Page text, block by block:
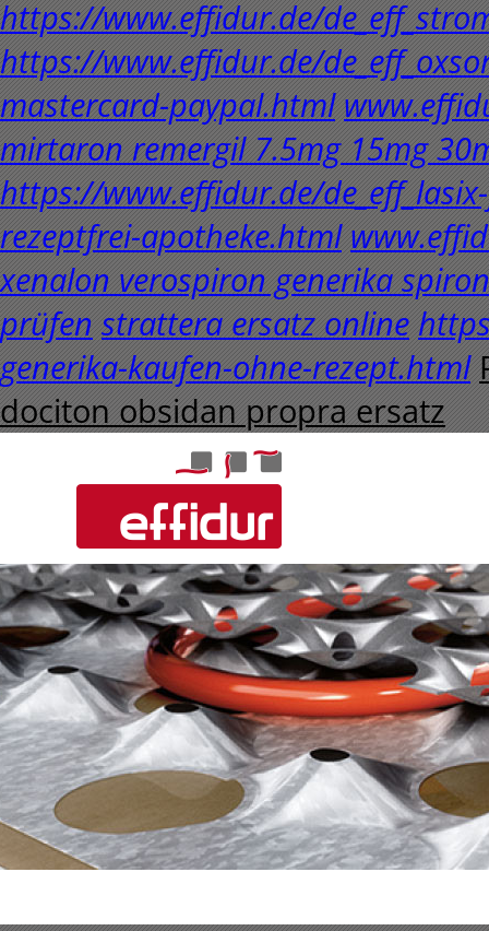
https://www.effidur.de/
https://www.effidur.de/
mastercard-paypal.html
mirtaron remergil 7.5mg 15mg
https://www.effidur.de/
rezeptfrei-apotheke.html
xenalon verospiron generika
prüfen strattera ersatz online
generika-kaufen-ohne-rezept.html
dociton obsidan propra ersatz